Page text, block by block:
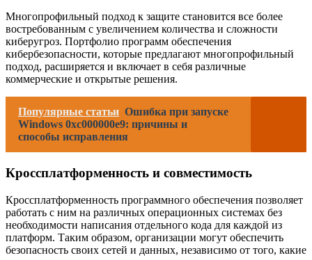
Многопрофильный подход к защите становится все более
востребованным с увеличением количества и сложности
киберугроз. Портфолио программ обеспечения
кибербезопасности, которые предлагают многопрофильный
подход, расширяется и включает в себя различные
коммерческие и открытые решения.
Популярные статьи Ошибка при запуске
Windows 0xc000000e9: причины и
способы исправления
Кроссплатформенность и совместимость
Кроссплатформенность программного обеспечения позволяет
работать с ним на различных операционных системах без
необходимости написания отдельного кода для каждой из
платформ. Таким образом, организации могут обеспечить
безопасность своих сетей и данных, независимо от того, какие